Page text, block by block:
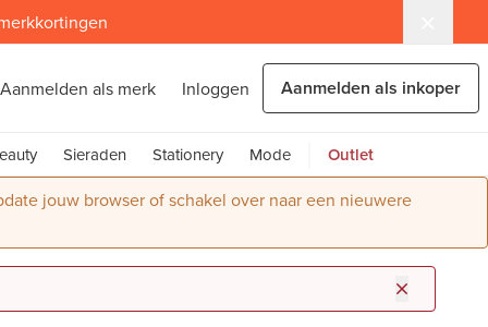
Aanmelden als merk Inloggen Aanmelden als inkoper
Sieraden Stationery Mode Outlet
jouw browser of schakel over naar een nieuwere